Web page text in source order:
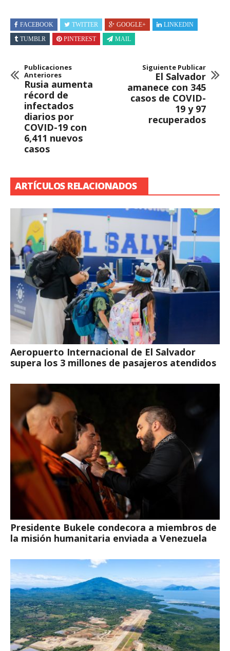
FACEBOOK TWITTER GOOGLE+
LINKEDIN
TUMBLR
PINTEREST MAIL
Publicaciones
Anteriores
Rusia aumenta
récord de
infectados
diarios por
COVID-19 con
6,411 nuevos
casos
Siguiente Publicar
El Salvador
amanece con 345
casos de COVID-
19 y 97
recuperados
ARTÍCULOS RELACIONADOS
Aeropuerto Internacional de El Salvador
supera los 3 millones de pasajeros atendidos
Presidente Bukele condecora a miembros de
la misión humanitaria enviada a Venezuela